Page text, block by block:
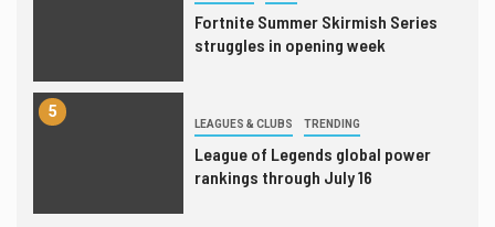
Fortnite Summer Skirmish Series
struggles in opening week
5
LEAGUES & CLUBS TRENDING
League of Legends global power
rankings through July 16